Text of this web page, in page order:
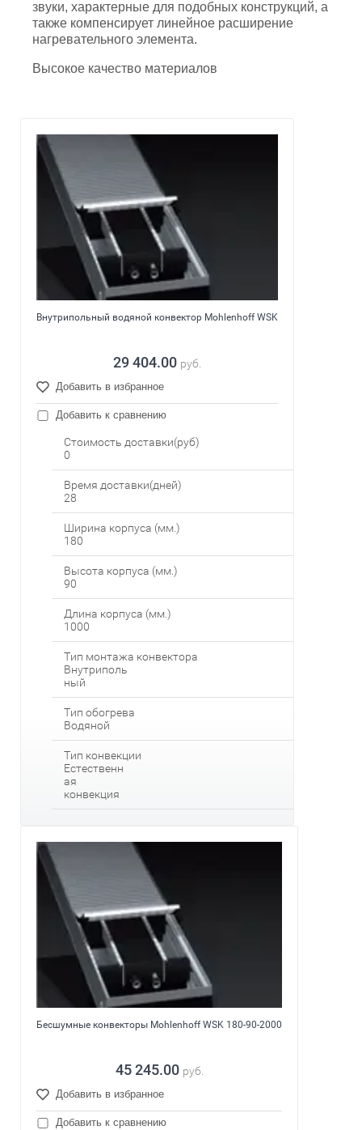
звуки, характерные для подобных конструкций, а
также компенсирует линейное расширение
нагревательного элемента.
Высокое качество материалов
Внутрипольный водяной конвектор Mohlenhoff WSK
29 404.00 руб.
Добавить в избранное
Добавить к сравнению
Стоимость доставки(руб)
0
Время доставки(дней)
28
Ширина корпуса (мм.)
180
Высота корпуса (мм.)
90
Длина корпуса (мм.)
1000
Тип монтажа конвектора
Внутриполь
ный
Тип обогрева
Водяной
Тип конвекции
Естественн
ая
конвекция
Бесшумные конвекторы Mohlenhoff WSK 180-90-2000
45 245.00 руб.
Добавить в избранное
Добавить к сравнению